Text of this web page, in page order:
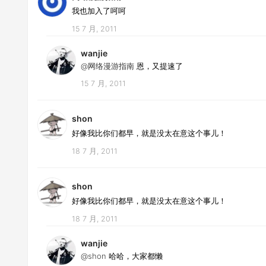
我也加入了呵呵
15 7 月, 2011
wanjie
@网络漫游指南 恩，又提速了
15 7 月, 2011
shon
好像我比你们都早，就是没太在意这个事儿！
18 7 月, 2011
shon
好像我比你们都早，就是没太在意这个事儿！
18 7 月, 2011
wanjie
@shon 哈哈，大家都懒